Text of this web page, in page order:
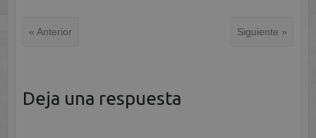
« Anterior Siguiente »
Deja una respuesta